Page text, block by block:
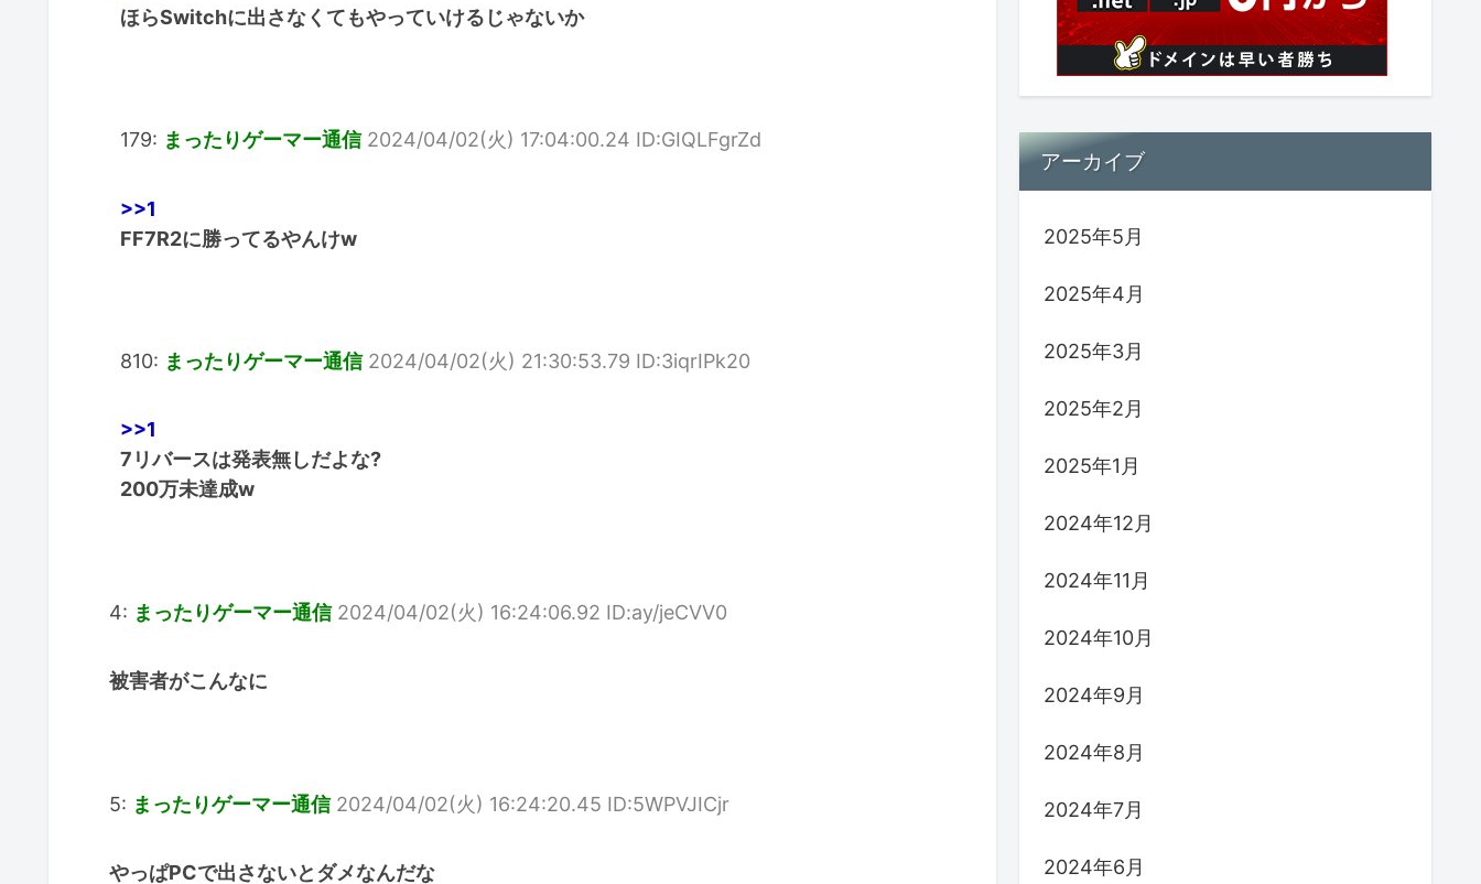
ほらSwitchに出さなくてもやっていけるじゃないか
179: まったりゲーマー通信 2024/04/02(火) 17:04:00.24 ID:GIQLFgrZd
>>1
FF7R2に勝ってるやんけw
810: まったりゲーマー通信 2024/04/02(火) 21:30:53.79 ID:3iqrIPk20
>>1
7リバースは発表無しだよな?
200万未達成w
4: まったりゲーマー通信 2024/04/02(火) 16:24:06.92 ID:ay/jeCVV0
被害者がこんなに
5: まったりゲーマー通信 2024/04/02(火) 16:24:20.45 ID:5WPVJICjr
やっぱPCで出さないとダメなんだな
アーカイブ
2025年5月
2025年4月
2025年3月
2025年2月
2025年1月
2024年12月
2024年11月
2024年10月
2024年9月
2024年8月
2024年7月
2024年6月